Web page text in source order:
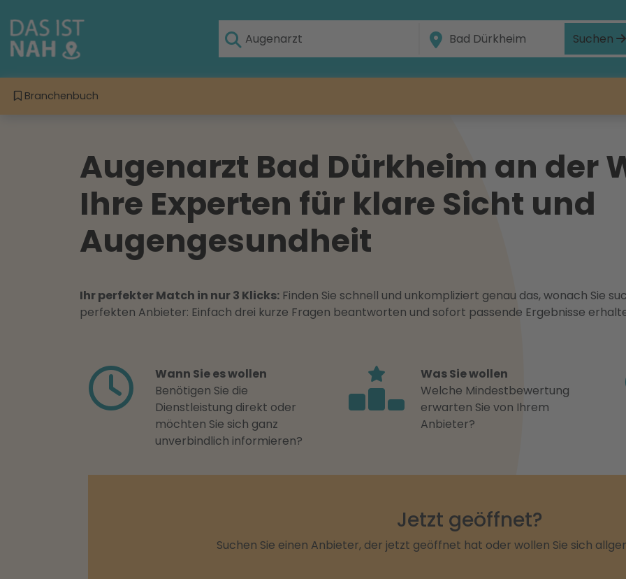
Suchen
Branchenbuch
Augenarzt Bad Dürkheim an der
Ihre Experten für klare Sicht und
Augengesundheit
Ihr perfekter Match in nur 3 Klicks: Finden Sie schnell und unkompliziert genau das, wonach Sie
perfekten Anbieter: Einfach drei kurze Fragen beantworten und sofort passende Ergebnisse
Wann Sie es wollen
Benötigen Sie die
Dienstleistung direkt oder
möchten Sie sich ganz
unverbindlich informieren?
Was Sie wollen
Welche Mindestbewertung
erwarten Sie von Ihrem
Anbieter?
Jetzt geöffnet?
Suchen Sie einen Anbieter, der jetzt geöffnet hat oder wollen Sie sich